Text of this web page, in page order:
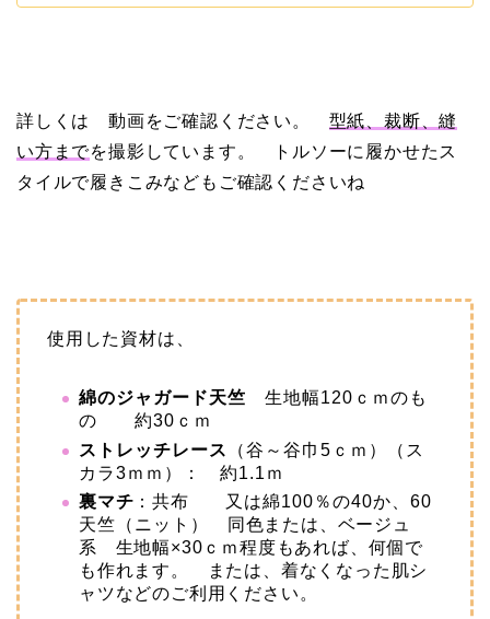
詳しくは 動画をご確認ください。 型紙、裁断、縫
い方までを撮影しています。 トルソーに履かせたス
タイルで履きこみなどもご確認くださいね
使用した資材は、
綿のジャガード天竺 生地幅120ｃｍのも
の 約30ｃｍ
ストレッチレース
（谷～谷巾5ｃｍ）（ス
カラ3ｍｍ）： 約1.1ｍ
裏マチ ：共布 又は綿100％の40か、60
天竺（ニット）
同色または、ベージュ
系 生地幅×30ｃｍ程度もあれば、何個で
も作れます。 または、着なくなった肌シ
ャツなどのご利用ください。